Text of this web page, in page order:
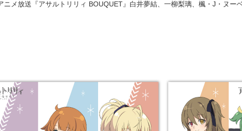
ニメ放送『アサルトリリィ BOUQUET』白井夢結、一柳梨璃、楓・J・ヌー